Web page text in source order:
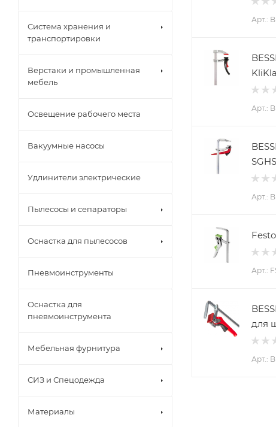
Арт.:
Арт.:
SGHS
Арт.:
Арт.:
для
Арт.:
Система хранения и
транспортировки
Верстаки и промышленная
мебель
Освещение рабочего места
Вакуумные насосы
Удлинители электрические
Пылесосы и сепараторы
Оснастка для пылесосов
Пневмоинструменты
Оснастка для
пневмоинструмента
Мебельная фурнитура
СИЗ и Спецодежда
Материалы